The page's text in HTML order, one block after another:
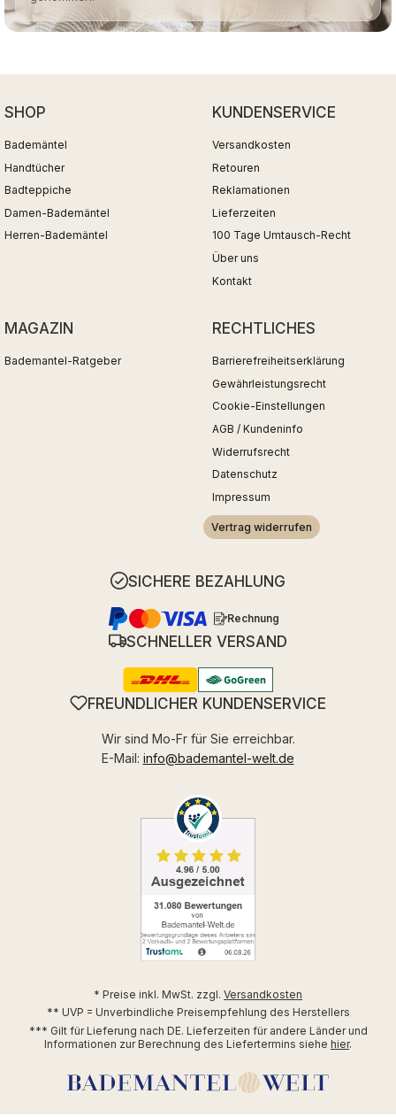
SHOP
Bademäntel
Handtücher
Badteppiche
Damen-Bademäntel
Herren-Bademäntel
KUNDENSERVICE
Versandkosten
Retouren
Reklamationen
Lieferzeiten
100 Tage Umtausch-Recht
Über uns
Kontakt
MAGAZIN
Bademantel-Ratgeber
RECHTLICHES
Barrierefreiheitserklärung
Gewährleistungsrecht
Cookie-Einstellungen
AGB / Kundeninfo
Widerrufsrecht
Datenschutz
Impressum
Vertrag widerrufen
SICHERE BEZAHLUNG
Rechnung
SCHNELLER VERSAND
FREUNDLICHER KUNDENSERVICE
Wir sind Mo-Fr für Sie erreichbar.
E-Mail: info@bademantel-welt.de
* Preise inkl. MwSt. zzgl. Versandkosten
** UVP = Unverbindliche Preisempfehlung des Herstellers
*** Gilt für Lieferung nach DE. Lieferzeiten für andere Länder und
Informationen zur Berechnung des Liefertermins siehe hier.